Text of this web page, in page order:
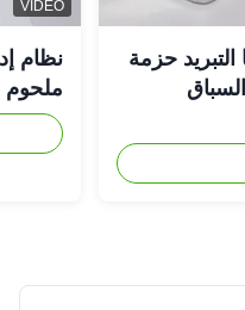
التبريد حزمة
VIDEO
نظام
ملحوم FSW